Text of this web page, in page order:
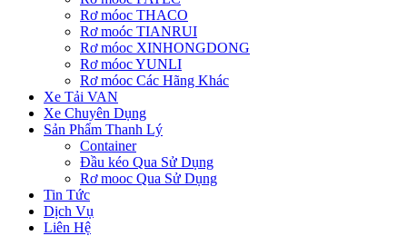
Rơ móoc THACO
Rơ moóc TIANRUI
Rơ móoc XINHONGDONG
Rơ móoc YUNLI
Rơ móoc Các Hãng Khác
Xe Tải VAN
Xe Chuyên Dụng
Sản Phẩm Thanh Lý
Container
Đầu kéo Qua Sử Dụng
Rơ mooc Qua Sử Dụng
Tin Tức
Dịch Vụ
Liên Hệ